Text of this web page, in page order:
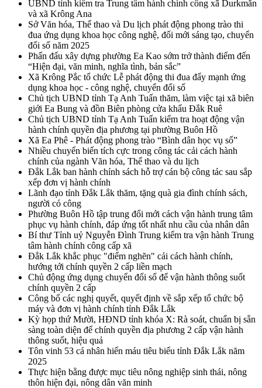
UBND tỉnh kiểm tra Trung tâm hành chính công xã Durkmăn
và xã Krông Ana
Sở Văn hóa, Thể thao và Du lịch phát động phong trào thi
đua ứng dụng khoa học công nghệ, đổi mới sáng tạo, chuyển
đổi số năm 2025
Phấn đấu xây dựng phường Ea Kao sớm trở thành điểm đến
“Hiện đại, văn minh, nghĩa tình, bản sắc”
Xã Krông Pắc tổ chức Lễ phát động thi đua đẩy mạnh ứng
dụng khoa học - công nghệ, chuyển đổi số
Chủ tịch UBND tỉnh Tạ Anh Tuấn thăm, làm việc tại xã biên
giới Ea Bung và đồn Biên phòng cửa khẩu Đắk Ruê
Chủ tịch UBND tỉnh Tạ Anh Tuấn kiểm tra hoạt động vận
hành chính quyền địa phương tại phường Buôn Hồ
Xã Ea Phê - Phát động phong trào “Bình dân học vụ số”
Nhiều chuyển biến tích cực trong công tác cải cách hành
chính của ngành Văn hóa, Thể thao và du lịch
Đắk Lắk ban hành chính sách hỗ trợ cán bộ công tác sau sắp
xếp đơn vị hành chính
Lãnh đạo tỉnh Đắk Lắk thăm, tặng quà gia đình chính sách,
người có công
Phường Buôn Hồ tập trung đổi mới cách vận hành trung tâm
phục vụ hành chính, đáp ứng tốt nhất nhu cầu của nhân dân
Bí thư Tỉnh uỷ Nguyễn Đình Trung kiểm tra vận hành Trung
tâm hành chính công cấp xã
Đắk Lắk khắc phục "điểm nghẽn" cải cách hành chính,
hướng tới chính quyền 2 cấp liền mạch
Chủ động ứng dụng chuyển đổi số để vận hành thông suốt
chính quyền 2 cấp
Công bố các nghị quyết, quyết định về sắp xếp tổ chức bộ
máy và đơn vị hành chính tỉnh Đắk Lắk
Kỳ họp thứ Mười, HĐND tỉnh khóa X: Rà soát, chuẩn bị sẵn
sàng toàn diện để chính quyền địa phương 2 cấp vận hành
thông suốt, hiệu quả
Tôn vinh 53 cá nhân hiến máu tiêu biểu tỉnh Đắk Lắk năm
2025
Thực hiện bằng được mục tiêu nông nghiệp sinh thái, nông
thôn hiện đại, nông dân văn minh